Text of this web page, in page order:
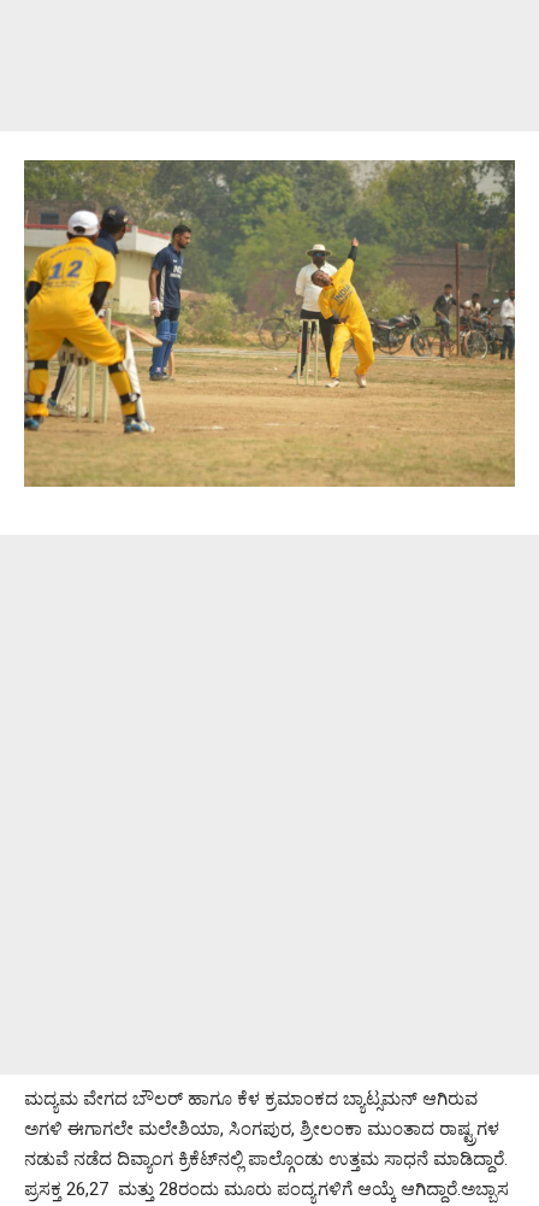
ಮದ್ಯಮ ವೇಗದ ಬೌಲರ್ ಹಾಗೂ ಕೆಳ ಕ್ರಮಾಂಕದ ಬ್ಯಾಟ್ಸಮನ್ ಆಗಿರುವ
ಅಗಳಿ ಈಗಾಗಲೇ ಮಲೇಶಿಯಾ, ಸಿಂಗಪುರ, ಶ್ರೀಲಂಕಾ ಮುಂತಾದ ರಾಷ್ಟ್ರಗಳ
ನಡುವೆ ನಡೆದ ದಿವ್ಯಾಂಗ ಕ್ರಿಕೆಟ್‌ನಲ್ಲಿ ಪಾಲ್ಗೊಂಡು ಉತ್ತಮ ಸಾಧನೆ ಮಾಡಿದ್ದಾರೆ.
ಪ್ರಸಕ್ತ 26,27 ಮತ್ತು 28ರಂದು ಮೂರು ಪಂದ್ಯಗಳಿಗೆ ಆಯ್ಕೆ ಆಗಿದ್ದಾರೆ.ಅಬ್ಬಾಸ